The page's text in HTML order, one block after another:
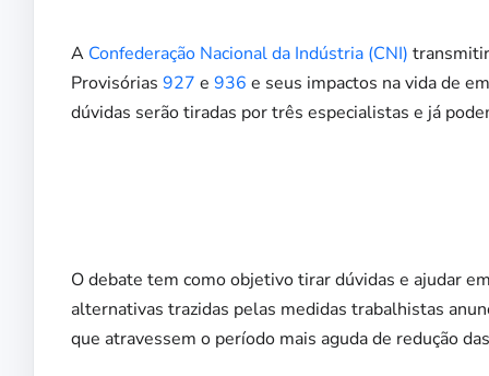
A Confederação Nacional da Indústria (CNI)
Provisórias 927 e 936 e seus impactos na vida de
dúvidas serão tiradas por três especialistas e já
O debate tem como objetivo tirar dúvidas e ajudar
alternativas trazidas pelas medidas trabalhistas
que atravessem o período mais aguda de redução